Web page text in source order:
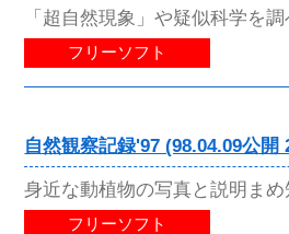
「超自然現象」や疑似科学を調
フリーソフト
自然観察記録'97 (98.04.09公開
身近な動植物の写真と説明ま
フリーソフト